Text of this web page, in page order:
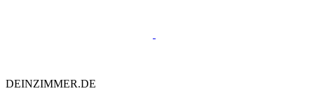
DEINZIMMER.DE